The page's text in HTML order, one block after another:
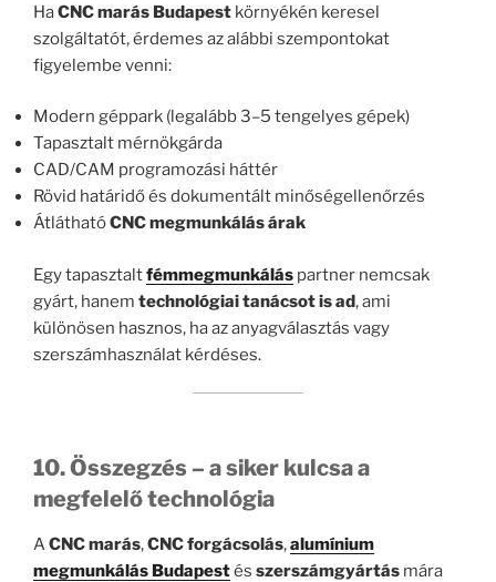
HaCNC marás Budapest környékén keresel
szolgáltatót, érdemes az alábbi szempontokat
figyelembe venni:
Modern géppark (legalább 3–5 tengelyes gépek)
Tapasztalt mérnökgárda
CAD/CAM programozási háttér
Rövid határidő és dokumentált minőségellenőrzés
ÁtláthatóCNC megmunkálás árak
Egy tapasztaltfémmegmunkálás partner nemcsak
gyárt, hanem technológiai tanácsot is ad, ami
különösen hasznos, ha az anyagválasztás vagy
szerszámhasználat kérdéses.
10. Összegzés – a siker kulcsa a
megfelelő technológia
ACNC marás,CNC forgácsolás,alumínium
megmunkálás Budapestés szerszámgyártás mára